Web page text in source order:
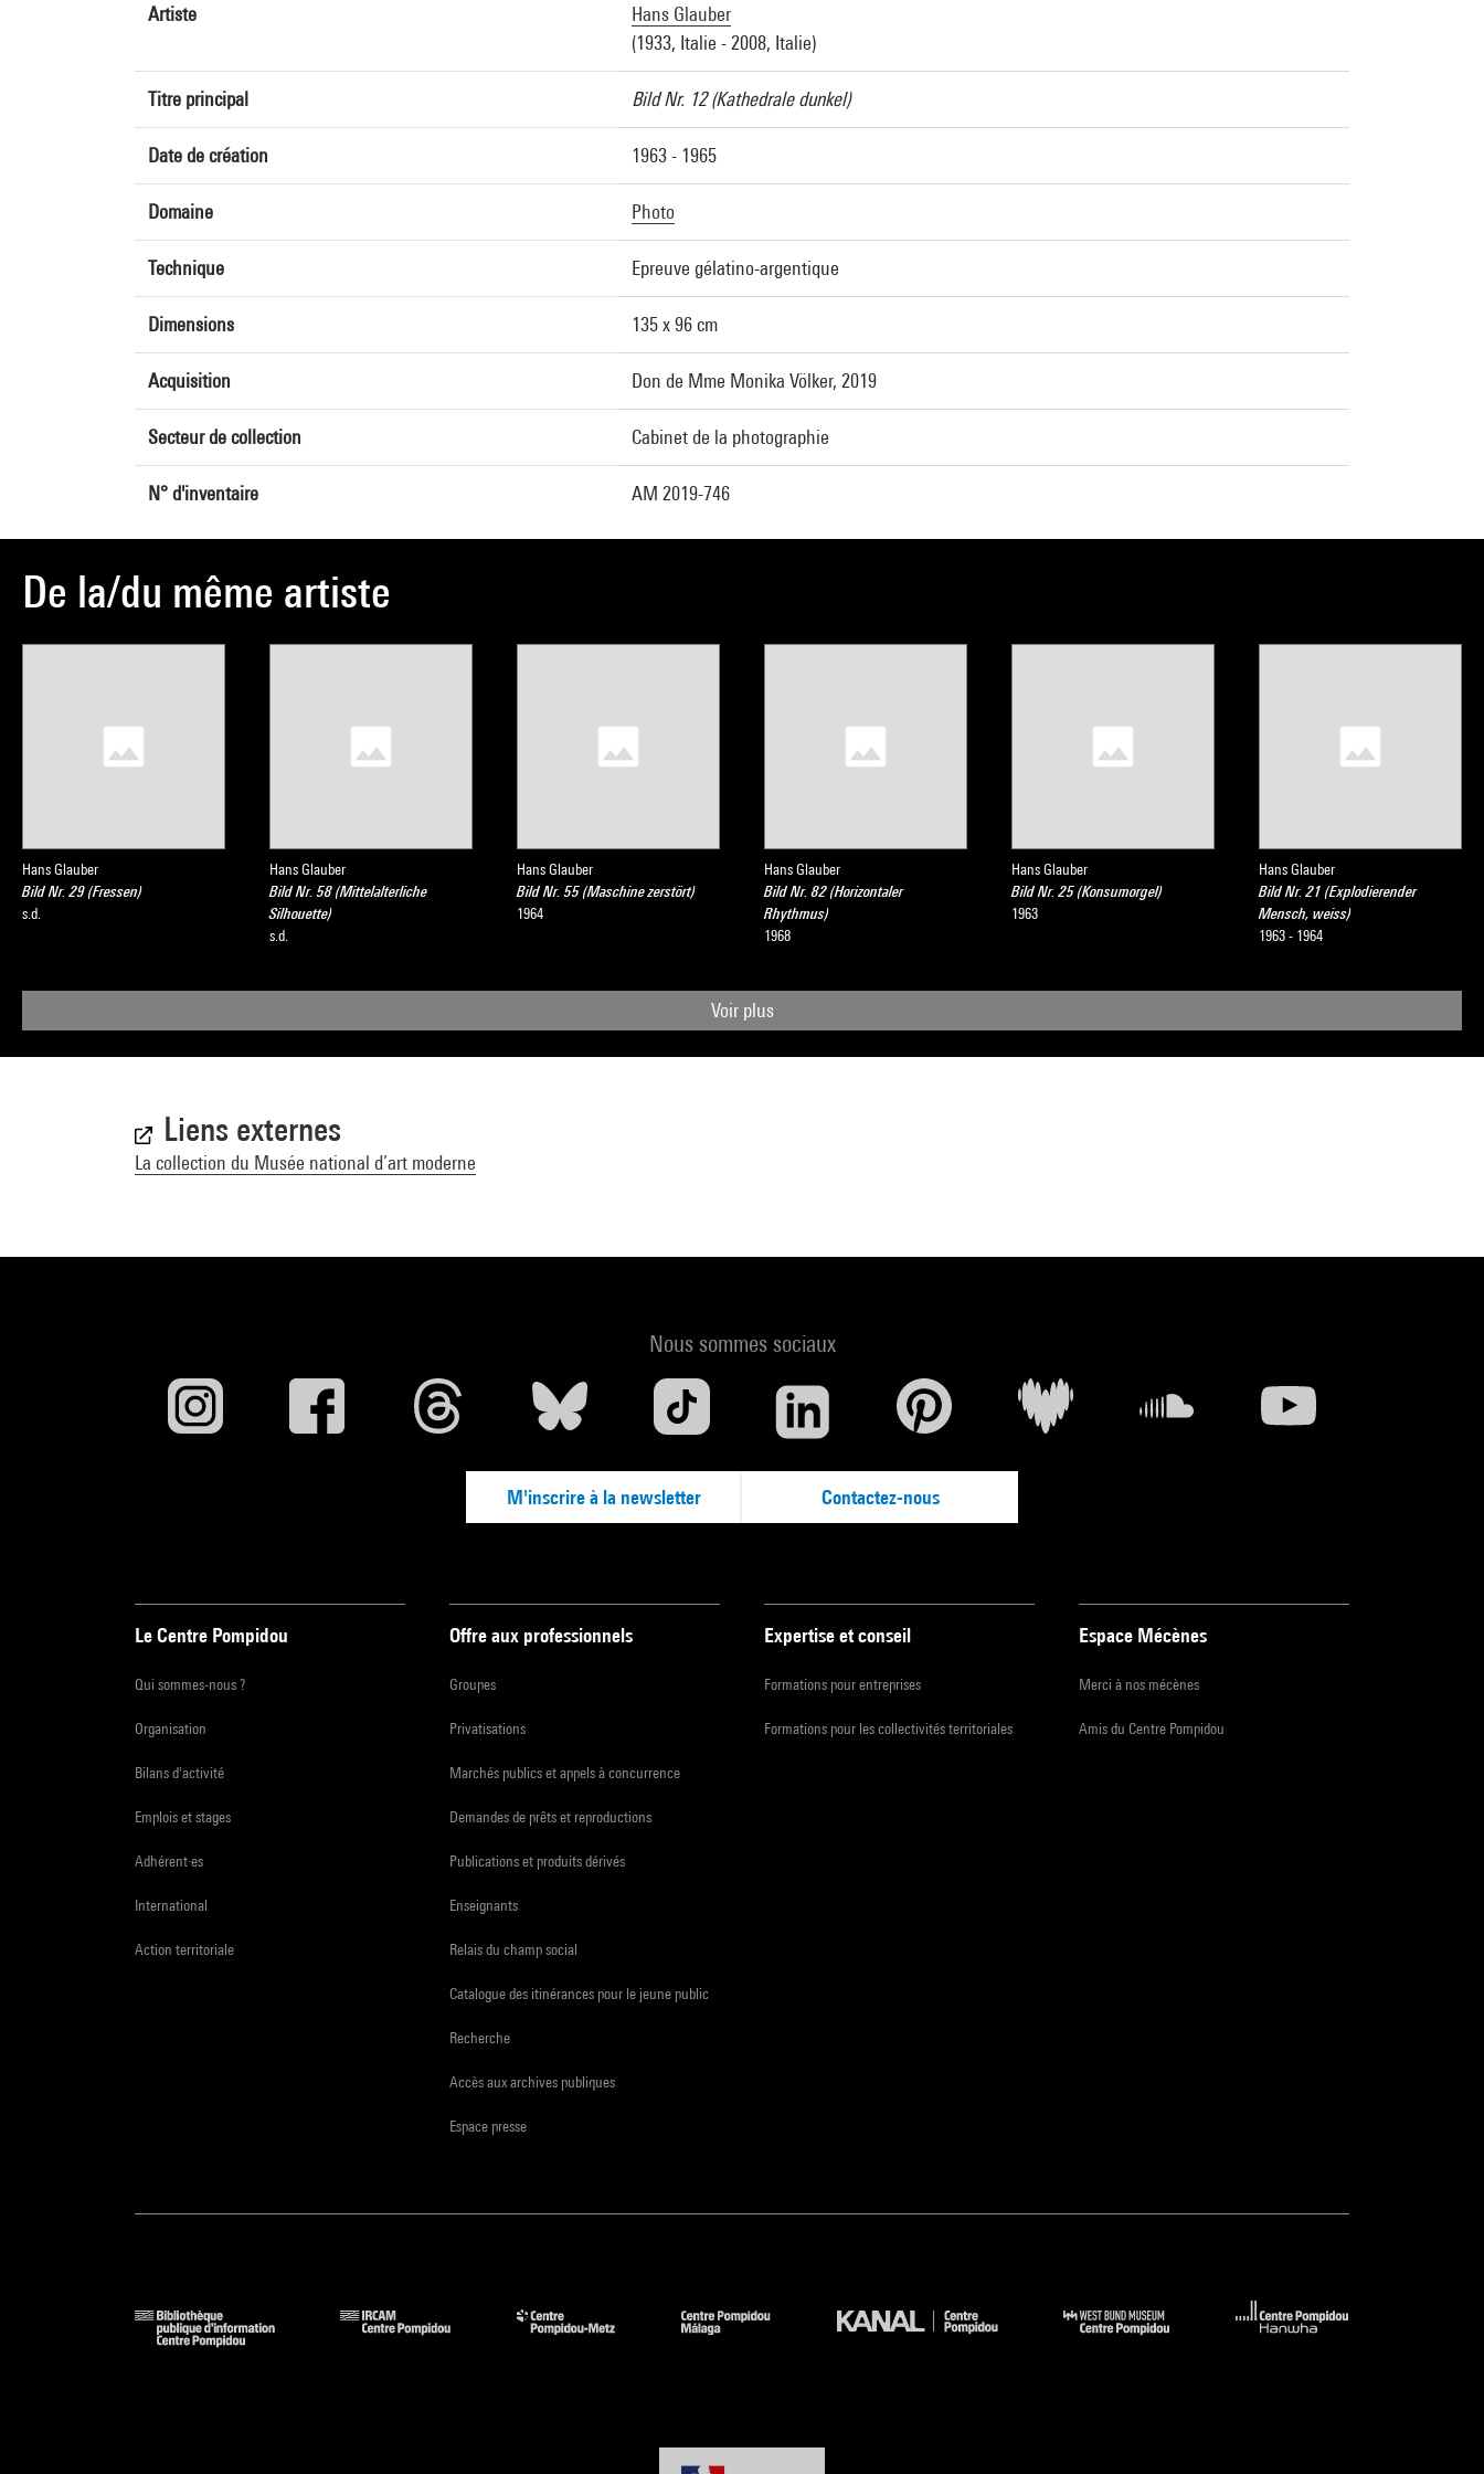
Artiste
Hans Glauber
(1933, Italie - 2008, Italie)
Titre principal Bild Nr. 12 (Kathedrale dunkel)
Date de création 1963 - 1965
Domaine Photo
Technique Epreuve gélatino-argentique
Dimensions 135 x 96 cm
Acquisition Don de Mme Monika Völker, 2019
Secteur de collection Cabinet de la photographie
N° d'inventaire AM 2019-746
De la/du même artiste
Hans Glauber
Bild Nr. 29 (Fressen)
s.d.
Hans Glauber
Bild Nr. 58 (Mittelalterliche
Silhouette)
s.d.
Hans Glauber
Bild Nr. 55 (Maschine zerstört)
1964
Hans Glauber
Bild Nr. 82 (Horizontaler
Rhythmus)
1968
Hans Glauber
Bild Nr. 25 (Konsumorgel)
1963
Hans Glauber
Bild Nr. 21 (Explodierender
Mensch, weiss)
1963 - 1964
Voir plus
Liens externes
La collection du Musée national d’art moderne
Nous sommes sociaux
M'inscrire à la newsletter Contactez-nous
Le Centre Pompidou
Qui sommes-nous ?
Organisation
Bilans d'activité
Emplois et stages
Adhérent·es
International
Action territoriale
Offre aux professionnels
Groupes
Privatisations
Marchés publics et appels à concurrence
Demandes de prêts et reproductions
Publications et produits dérivés
Enseignants
Relais du champ social
Catalogue des itinérances pour le jeune public
Recherche
Accès aux archives publiques
Espace presse
Expertise et conseil
Formations pour entreprises
Formations pour les collectivités territoriales
Espace Mécènes
Merci à nos mécènes
Amis du Centre Pompidou